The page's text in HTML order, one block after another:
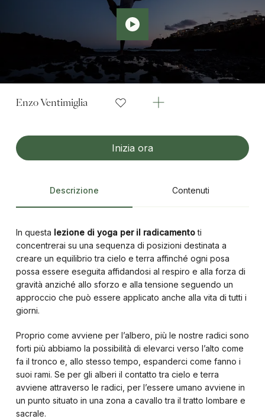
Enzo Ventimiglia
Inizia ora
Descrizione Contenuti
In questa lezione di yoga per il radicamentoti
concentrerai su una sequenza di posizioni destinata a
creare un equilibrio tra cielo e terra affinché ogni posa
possa essere eseguita affidandosi al respiro e alla forza di
gravità anziché allo sforzo e alla tensione seguendo un
approccio che può essere applicato anche alla vita di tutti i
giorni.
Proprio come avviene per l’albero, più le nostre radici sono
forti più abbiamo la possibilità di elevarci verso l’alto come
fa il tronco e, allo stesso tempo, espanderci come fanno i
suoi rami. Se per gli alberi il contatto tra cielo e terra
avviene attraverso le radici, per l’essere umano avviene in
un punto situato in una zona a cavallo tra il tratto lombare e
sacrale.